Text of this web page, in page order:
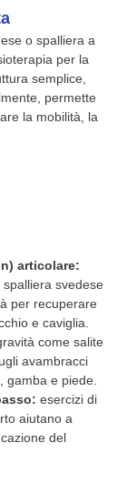
o spalliera a
per la
semplice,
permette
la mobilità, la
articolare:
svedese
per recuperare
e caviglia.
come salite
avambracci
gamba e piede.
esercizi di
aiutano a
del